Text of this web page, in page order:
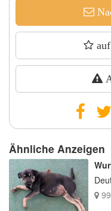
auf
Ähnliche Anzeigen